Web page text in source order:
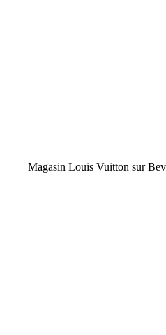
Magasin Louis Vuitton sur